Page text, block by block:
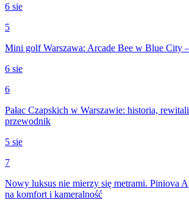
6 sie
5
Mini golf Warszawa: Arcade Bee w Blue City
6 sie
6
Pałac Czapskich w Warszawie: historia,
przewodnik
5 sie
7
Nowy luksus nie mierzy się metrami. Piniova
na komfort i kameralność